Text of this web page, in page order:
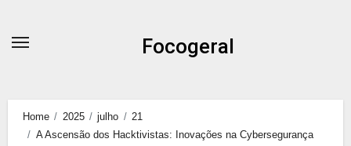
Focogeral
Home 2025 julho
21
A Ascensão dos Hacktivistas: Inovações na Cybersegurança